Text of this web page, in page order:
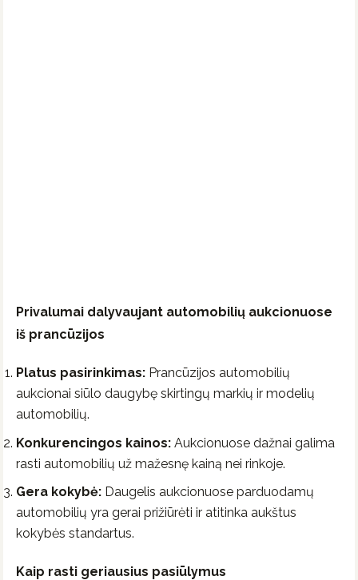
Privalumai dalyvaujant automobilių aukcionuose
iš prancūzijos
Platus pasirinkimas: Prancūzijos automobilių
aukcionai siūlo daugybę skirtingų markių ir modelių
automobilių.
Konkurencingos kainos: Aukcionuose dažnai galima
rasti automobilių už mažesnę kainą nei rinkoje.
Gera kokybė: Daugelis aukcionuose parduodamų
automobilių yra gerai prižiūrėti ir atitinka aukštus
kokybės standartus.
Kaip rasti geriausius pasiūlymus